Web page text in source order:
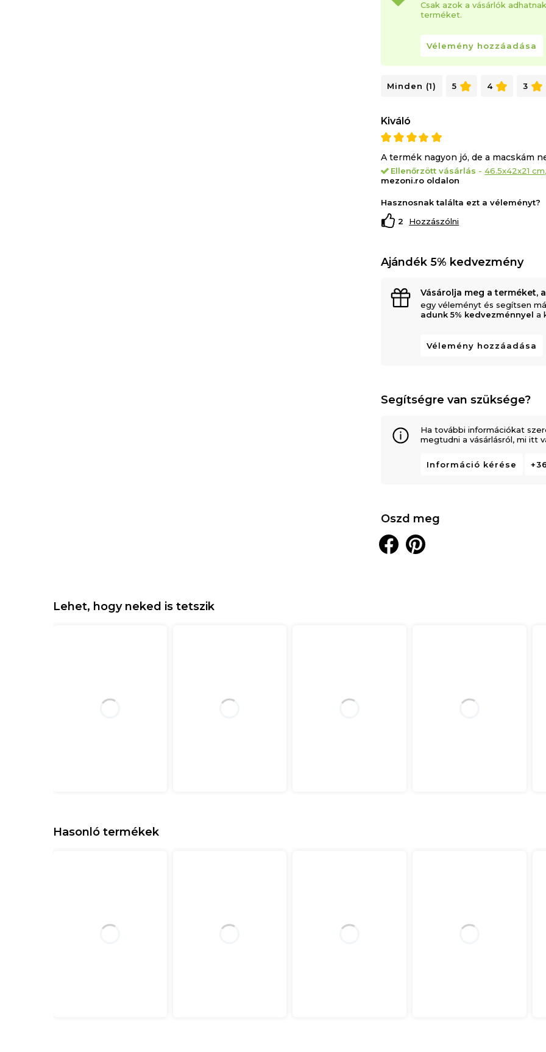
Csak azok a vásárlók
terméket.
Vélemény hozzáadása
Minden (1) 5 4 3
Kiváló
A termék nagyon jó, de a macskám
Ellenőrzött vásárlás -46.5x42x21
mezoni.ro oldalon
Hasznosnak találta ezt a véleményt?
2
Hozzászólni
Ajándék 5% kedvezmény
Vásárolja meg a terméket,
egy véleményt és segítsen
adunk 5% kedvezménnyel a
Vélemény hozzáadása
Segítségre van szüksége?
Ha további információkat
megtudni a vásárlásról, mi itt
Információ kérése
Oszd meg
Lehet, hogy neked is tetszik
Hasonló termékek